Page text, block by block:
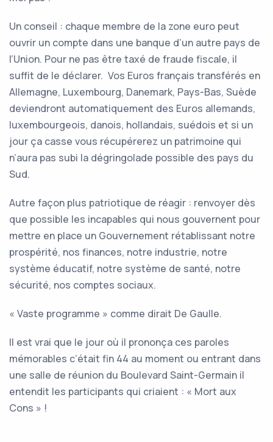
Un conseil : chaque membre de la zone euro peut
ouvrir un compte dans une banque d’un autre pays de
l’Union. Pour ne pas être taxé de fraude fiscale, il
suffit de le déclarer. Vos Euros français transférés en
Allemagne, Luxembourg, Danemark, Pays-Bas, Suède
deviendront automatiquement des Euros allemands,
luxembourgeois, danois, hollandais, suédois et si un
jour ça casse vous récupérerez un patrimoine qui
n’aura pas subi la dégringolade possible des pays du
Sud.
Autre façon plus patriotique de réagir : renvoyer dès
que possible les incapables qui nous gouvernent pour
mettre en place un Gouvernement rétablissant notre
prospérité, nos finances, notre industrie, notre
système éducatif, notre système de santé, notre
sécurité, nos comptes sociaux.
« Vaste programme » comme dirait De Gaulle.
Il est vrai que le jour où il prononça ces paroles
mémorables c’était fin 44 au moment ou entrant dans
une salle de réunion du Boulevard Saint-Germain il
entendit les participants qui criaient : « Mort aux
Cons » !